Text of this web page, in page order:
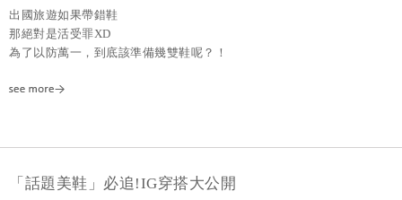
出國旅遊如果帶錯鞋
那絕對是活受罪XD
為了以防萬一，到底該準備幾雙鞋呢？！
「話題美鞋」必追!IG穿搭大公開